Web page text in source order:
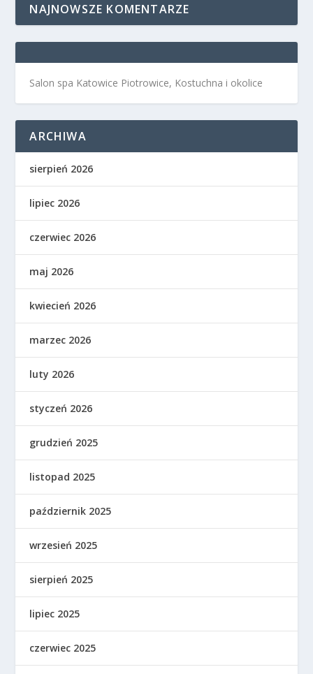
NAJNOWSZE KOMENTARZE
Salon spa Katowice Piotrowice, Kostuchna i okolice
ARCHIWA
sierpień 2026
lipiec 2026
czerwiec 2026
maj 2026
kwiecień 2026
marzec 2026
luty 2026
styczeń 2026
grudzień 2025
listopad 2025
październik 2025
wrzesień 2025
sierpień 2025
lipiec 2025
czerwiec 2025